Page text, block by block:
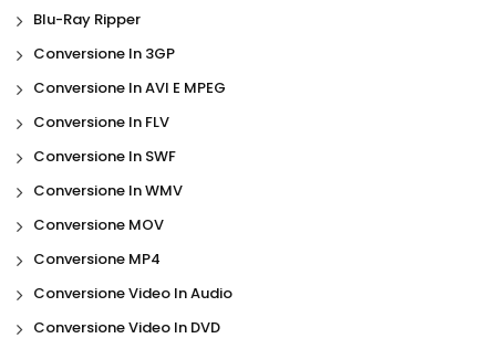
Blu-Ray Ripper
Conversione In 3GP
Conversione In AVI E MPEG
Conversione In FLV
Conversione In SWF
Conversione In WMV
Conversione MOV
Conversione MP4
Conversione Video In Audio
Conversione Video In DVD